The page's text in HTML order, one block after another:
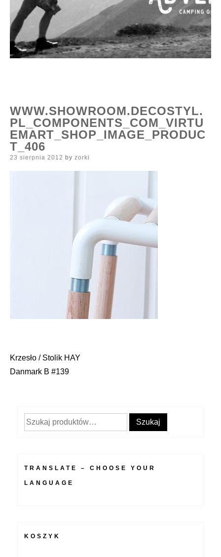
WWW.SHOWROOM.DECOSTYL.
PL_COMPONENTS_COM_VIRTU
EMART_SHOP_IMAGE_PRODUC
T_406
Posted
23 sierpnia 2012 by zorki
Nawigacja
Krzesło / Stolik HAY
Danmark B #139
Szukaj: Szukaj
TRANSLATE – CHOOSE YOUR
LANGUAGE
KOSZYK